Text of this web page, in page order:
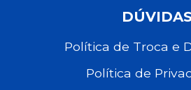
Política de Troca e
Política de